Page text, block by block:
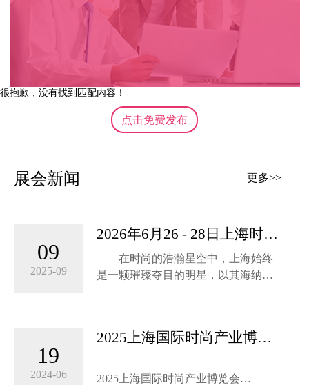
很抱歉，没有找到匹配内容！
点击免费发布
展会新闻 更多>>
09
2025-09
2026年6月26 - 28日上海时尚
产业展：开启时尚新纪元
在时尚的浩瀚星空中，上海始终
是一颗璀璨夺目的明星，以其海纳百
至，于上海世博展览馆盛大启幕，一
将拉开帷幕。
19
2024-06
2025上海国际时尚产业博览
2025上海国际时尚产业博览会